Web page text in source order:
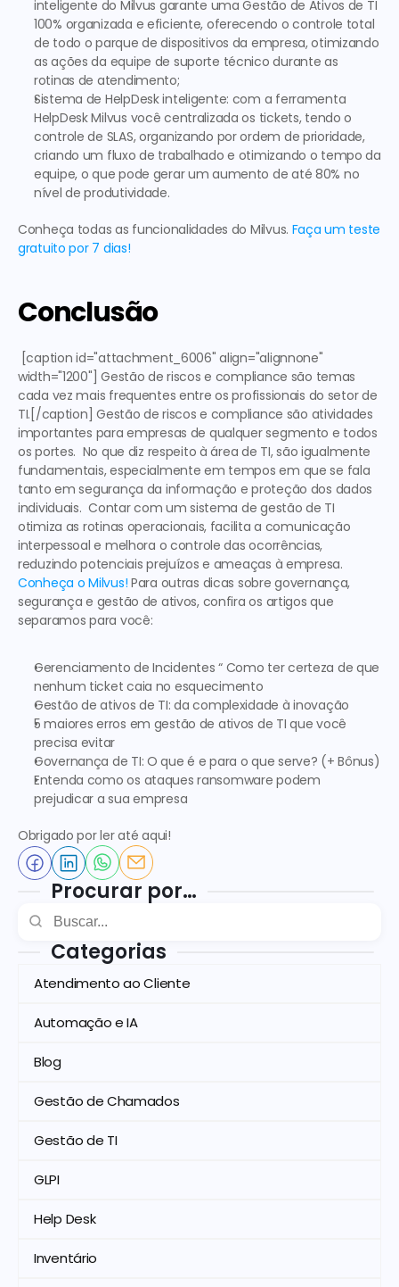
inteligente do Milvus garante uma Gestão de Ativos de TI
100% organizada e eficiente, oferecendo o controle total
de todo o parque de dispositivos da empresa, otimizando
as ações da equipe de suporte técnico durante as
rotinas de atendimento;
Sistema de HelpDesk inteligente: com a ferramenta
HelpDesk Milvus você centralizada os tickets, tendo o
controle de SLAS, organizando por ordem de prioridade,
criando um fluxo de trabalhado e otimizando o tempo da
equipe, o que pode gerar um aumento de até 80% no
nível de produtividade.
Conheça todas as funcionalidades do Milvus. Faça um teste
gratuito por 7 dias!
Conclusão
width="1200"] Gestão de riscos e compliance são temas
cada vez mais frequentes entre os profissionais do setor de
TI.[/caption] Gestão de riscos e compliance são atividades
importantes para empresas de qualquer segmento e todos
os portes. No que diz respeito à área de TI, são igualmente
fundamentais, especialmente em tempos em que se fala
tanto em segurança da informação e proteção dos dados
individuais.  Contar com um sistema de gestão de TI
otimiza as rotinas operacionais, facilita a comunicação
interpessoal e melhora o controle das ocorrências,
Conheça o Milvus! Para outras dicas sobre governança,
segurança e gestão de ativos, confira os artigos que
separamos para você:
Gerenciamento de Incidentes “ Como ter certeza de que
nenhum ticket caia no esquecimento
Gestão de ativos de TI: da complexidade à inovação
5 maiores erros em gestão de ativos de TI que você
precisa evitar
Governança de TI: O que é e para o que serve? (+ Bônus)
Entenda como os ataques ransomware podem
prejudicar a sua empresa
Obrigado por ler até aqui!
Procurar por…
Categorias
Atendimento ao Cliente
Automação e IA
Blog
Gestão de Chamados
Gestão de TI
GLPI
Help Desk
Inventário